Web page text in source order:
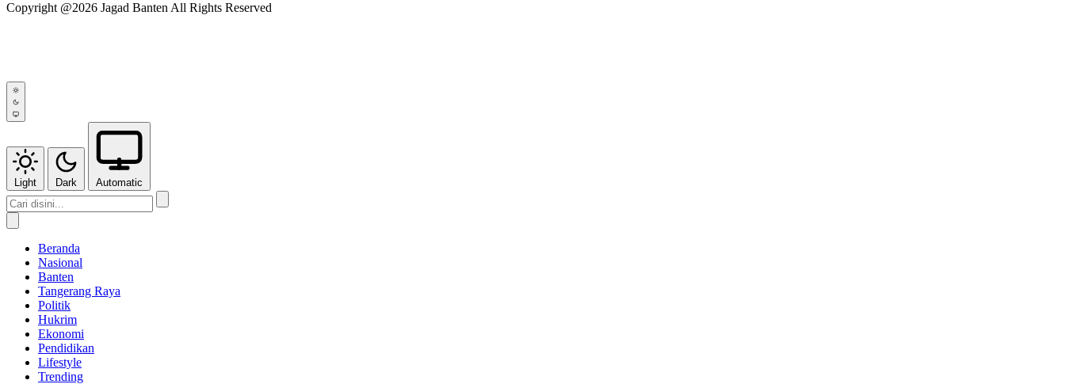
Copyright @2026 Jagad Banten All Rights Reserved
Light Dark Automatic
Beranda
Nasional
Banten
Tangerang Raya
Politik
Hukrim
Ekonomi
Pendidikan
Lifestyle
Trending